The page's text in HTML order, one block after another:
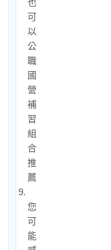
也
可
以！
公
職
國
營
補
習
組
合
推
薦
9.
您
可
能